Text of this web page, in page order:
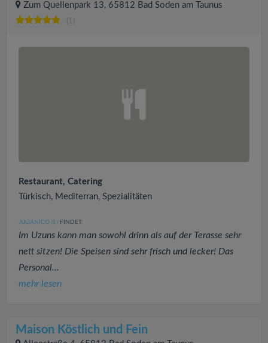
Zum Quellenpark 13, 65812 Bad Soden am Taunus
(1)
Restaurant, Catering
Türkisch, Mediterran, Spezialitäten
JULIANICO (3 ) FINDET:
Im Uzuns kann man sowohl drinn als auf der Terasse sehr
nett sitzen! Die Speisen sind sehr frisch und lecker! Das
Personal...
mehr lesen
Maison Köstlich und Fein